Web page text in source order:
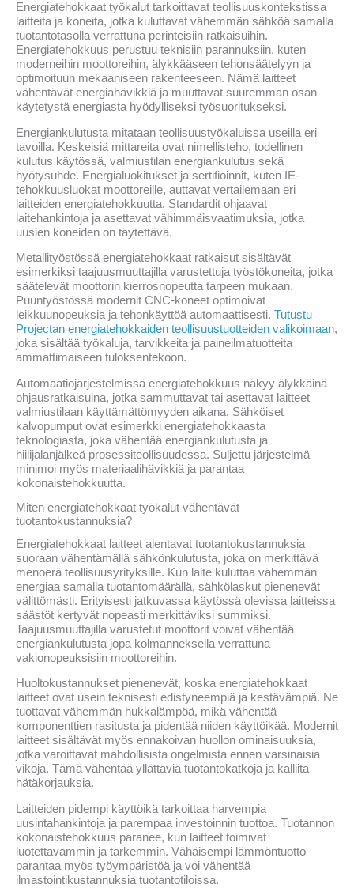
Energiatehokkaat työkalut tarkoittavat teollisuuskontekstissa
laitteita ja koneita, jotka kuluttavat vähemmän sähköä samalla
tuotantotasolla verrattuna perinteisiin ratkaisuihin.
Energiatehokkuus perustuu teknisiin parannuksiin, kuten
moderneihin moottoreihin, älykkääseen tehonsäätelyyn ja
optimoituun mekaaniseen rakenteeseen. Nämä laitteet
vähentävät energiahävikkiä ja muuttavat suuremman osan
käytetystä energiasta hyödylliseksi työsuoritukseksi.
Energiankulutusta mitataan teollisuustyökaluissa useilla eri
tavoilla. Keskeisiä mittareita ovat nimellisteho, todellinen
kulutus käytössä, valmiustilan energiankulutus sekä
hyötysuhde. Energialuokitukset ja sertifioinnit, kuten IE-
tehokkuusluokat moottoreille, auttavat vertailemaan eri
laitteiden energiatehokkuutta. Standardit ohjaavat
laitehankintoja ja asettavat vähimmäisvaatimuksia, jotka
uusien koneiden on täytettävä.
Metallityöstössä energiatehokkaat ratkaisut sisältävät
esimerkiksi taajuusmuuttajilla varustettuja työstökoneita, jotka
säätelevät moottorin kierrosnopeutta tarpeen mukaan.
Puuntyöstössä modernit CNC-koneet optimoivat
leikkuunopeuksia ja tehonkäyttöä automaattisesti. Tutustu
Projectan energiatehokkaiden teollisuustuotteiden valikoimaan,
joka sisältää työkaluja, tarvikkeita ja paineilmatuotteita
ammattimaiseen tuloksentekoon.
Automaatiojärjestelmissä energiatehokkuus näkyy älykkäinä
ohjausratkaisuina, jotka sammuttavat tai asettavat laitteet
valmiustilaan käyttämättömyyden aikana. Sähköiset
kalvopumput ovat esimerkki energiatehokkaasta
teknologiasta, joka vähentää energiankulutusta ja
hiilijalanjälkeä prosessiteollisuudessa. Suljettu järjestelmä
minimoi myös materiaalihävikkiä ja parantaa
kokonaistehokkuutta.
Miten energiatehokkaat työkalut vähentävät
tuotantokustannuksia?
Energiatehokkaat laitteet alentavat tuotantokustannuksia
suoraan vähentämällä sähkönkulutusta, joka on merkittävä
menoerä teollisuusyrityksille. Kun laite kuluttaa vähemmän
energiaa samalla tuotantomäärällä, sähkölaskut pienenevät
välittömästi. Erityisesti jatkuvassa käytössä olevissa laitteissa
säästöt kertyvät nopeasti merkittäviksi summiksi.
Taajuusmuuttajilla varustetut moottorit voivat vähentää
energiankulutusta jopa kolmanneksella verrattuna
vakionopeuksisiin moottoreihin.
Huoltokustannukset pienenevät, koska energiatehokkaat
laitteet ovat usein teknisesti edistyneempiä ja kestävämpiä. Ne
tuottavat vähemmän hukkalämpöä, mikä vähentää
komponenttien rasitusta ja pidentää niiden käyttöikää. Modernit
laitteet sisältävät myös ennakoivan huollon ominaisuuksia,
jotka varoittavat mahdollisista ongelmista ennen varsinaisia
vikoja. Tämä vähentää yllättäviä tuotantokatkoja ja kalliita
hätäkorjauksia.
Laitteiden pidempi käyttöikä tarkoittaa harvempia
uusintahankintoja ja parempaa investoinnin tuottoa. Tuotannon
kokonaistehokkuus paranee, kun laitteet toimivat
luotettavammin ja tarkemmin. Vähäisempi lämmöntuotto
parantaa myös työympäristöä ja voi vähentää
ilmastointikustannuksia tuotantotiloissa.